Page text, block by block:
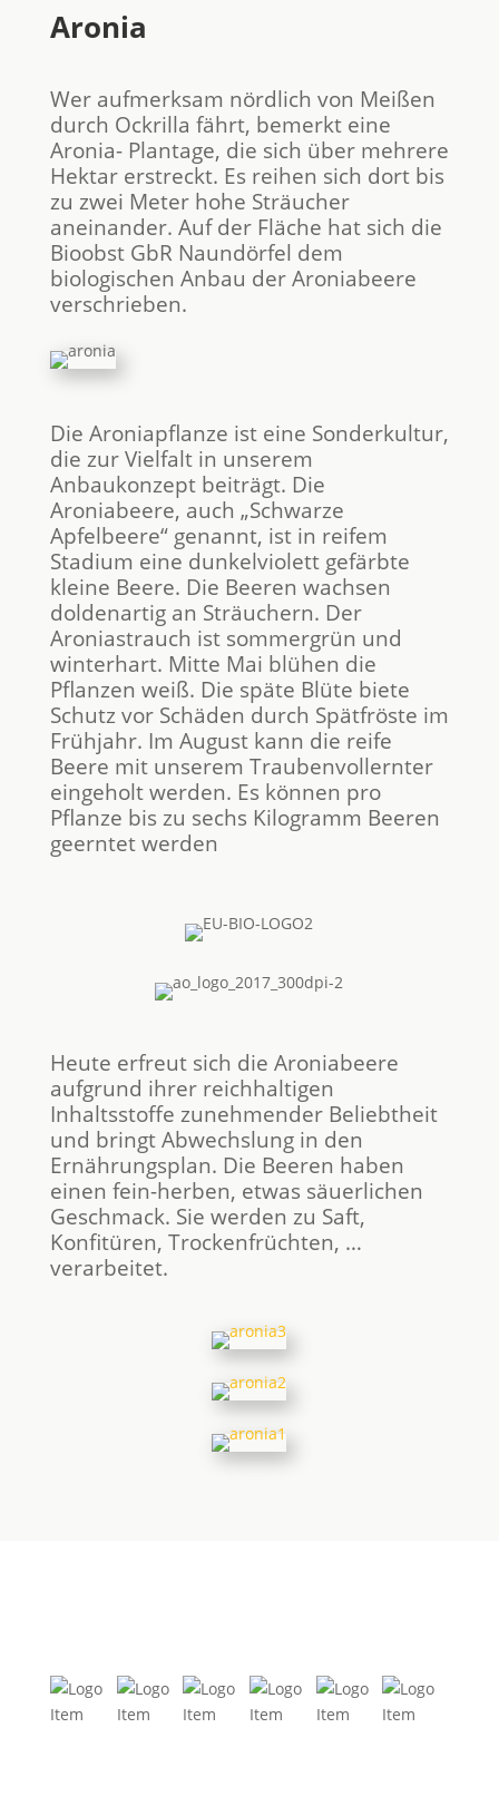
Aronia
Wer aufmerksam nördlich von Meißen
durch Ockrilla fährt, bemerkt eine
Aronia- Plantage, die sich über mehrere
Hektar erstreckt. Es reihen sich dort bis
zu zwei Meter hohe Sträucher
aneinander. Auf der Fläche hat sich die
Bioobst GbR Naundörfel dem
biologischen Anbau der Aroniabeere
verschrieben.
Die Aroniapflanze ist eine Sonderkultur,
die zur Vielfalt in unserem
Anbaukonzept beiträgt. Die
Aroniabeere, auch „Schwarze
Apfelbeere“ genannt, ist in reifem
Stadium eine dunkelviolett gefärbte
kleine Beere. Die Beeren wachsen
doldenartig an Sträuchern. Der
Aroniastrauch ist sommergrün und
winterhart. Mitte Mai blühen die
Pflanzen weiß. Die späte Blüte biete
Schutz vor Schäden durch Spätfröste im
Frühjahr. Im August kann die reife
Beere mit unserem Traubenvollernter
eingeholt werden. Es können pro
Pflanze bis zu sechs Kilogramm Beeren
geerntet werden
Heute erfreut sich die Aroniabeere
aufgrund ihrer reichhaltigen
Inhaltsstoffe zunehmender Beliebtheit
und bringt Abwechslung in den
Ernährungsplan. Die Beeren haben
einen fein-herben, etwas säuerlichen
Geschmack. Sie werden zu Saft,
Konfitüren, Trockenfrüchten, …
verarbeitet.